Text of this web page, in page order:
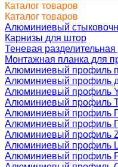
Каталог товаров
Каталог товаров
Алюминиевый
Карнизы для штор
Теневая разделительная
Монтажная планка для
Алюминиевый профиль
Алюминиевый профиль
Алюминиевый профиль
Алюминиевый профиль
Алюминиевый профиль
Алюминиевый профиль
Алюминиевый профиль
Алюминиевый профиль
Алюминиевый профиль